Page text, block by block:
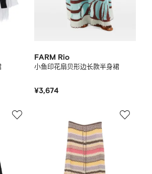
FARM Rio
小鱼印花扇贝形边长款半身裙
¥3,674